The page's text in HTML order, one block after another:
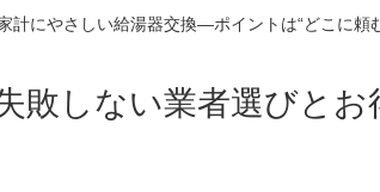
計にやさしい給湯器交換—ポイントは“どこに頼
敗しない業者選びと